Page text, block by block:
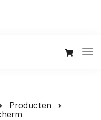
Producten